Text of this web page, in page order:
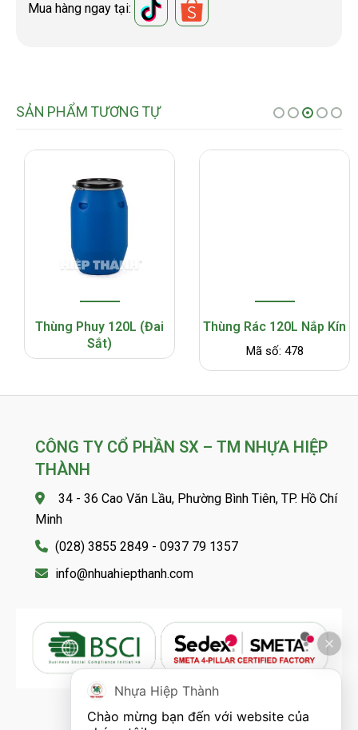
Mua hàng ngay tại:
SẢN PHẨM TƯƠNG TỰ
Thùng Phuy 120L (Đai
Sắt)
Thùng Rác 120L Nắp Kín
Mã số: 478
CÔNG TY CỔ PHẦN SX – TM NHỰA HIỆP
THÀNH
34 - 36 Cao Văn Lầu, Phường Bình Tiên, TP. Hồ Chí
Minh
(028) 3855 2849 - 0937 79 1357
info@nhuahiepthanh.com
FOLLOW US
Nhựa Hiệp Thành
Chào mừng bạn đến với website của